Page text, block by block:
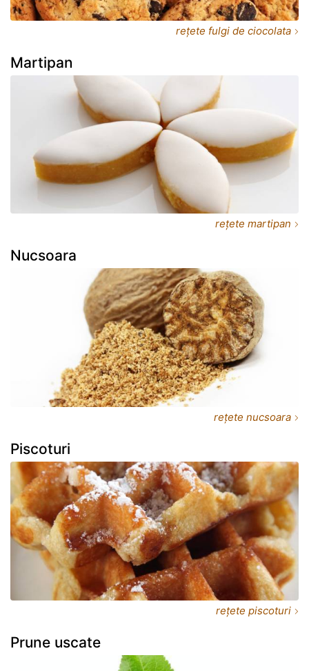
rețete fulgi de ciocolata
Martipan
rețete martipan
Nucsoara
rețete nucsoara
Piscoturi
rețete piscoturi
Prune uscate